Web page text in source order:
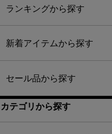
ランキングから探す
新着アイテムから探す
セール品から探す
カテゴリから探す